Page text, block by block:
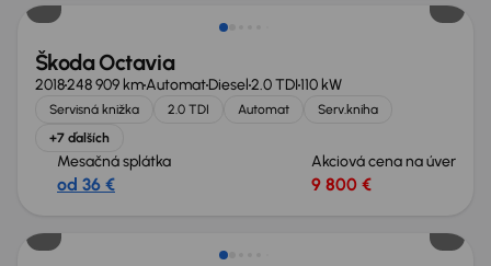
Škoda Octavia
2018248 909 kmAutomatDiesel2.0 TDI110 kW
Servisná knižka 2.0 TDI Automat
Serv.kniha
+7 ďalších
Mesačná splátka
od 36 €
Akciová cena na úver
9 800 €